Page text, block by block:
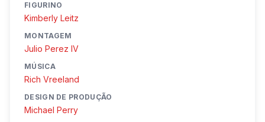
FIGURINO
Kimberly Leitz
MONTAGEM
Julio Perez IV
MÚSICA
Rich Vreeland
DESIGN DE PRODUÇÃO
Michael Perry